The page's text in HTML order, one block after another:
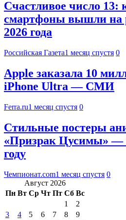
Счастливое число 13:
смартфоны вышли на
2026 года
Российская Газета1 месяц спустя 0
Apple заказала 10
iPhone Ultra — СМИ
Ferra.ru1 месяц спустя 0
Стильные постеры
«Призрак Цусимы» —
году
Чемпионат.com1 месяц спустя 0
Август 2026
Пн Вт Ср Чт Пт Сб Вс
1
2
3
4 5 6 7 8
9